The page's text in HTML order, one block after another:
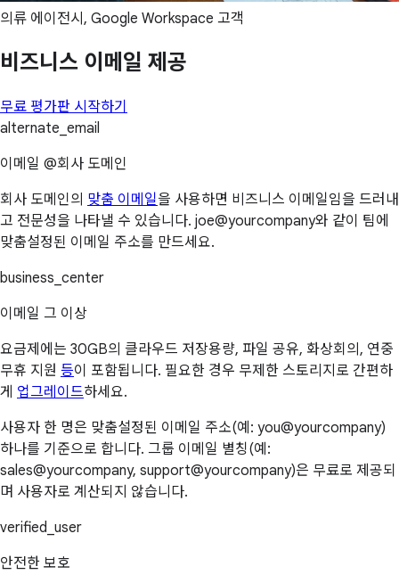
의류 에이전시, Google Workspace 고객
비즈니스 이메일 제공
무료 평가판 시작하기
alternate_email
이메일 @회사 도메인
회사 도메인의 맞춤 이메일을 사용하면 비즈니스 이메일임을 드러내
고 전문성을 나타낼 수 있습니다. joe@yourcompany와 같이 팀에
맞춤설정된 이메일 주소를 만드세요.
business_center
이메일 그 이상
요금제에는 30GB의 클라우드 저장용량, 파일 공유, 화상회의, 연중
무휴 지원 등이 포함됩니다. 필요한 경우 무제한 스토리지로 간편하
게 업그레이드하세요.
사용자 한 명은 맞춤설정된 이메일 주소(예: you@yourcompany)
하나를 기준으로 합니다. 그룹 이메일 별칭(예:
sales@yourcompany, support@yourcompany)은 무료로 제공되
며 사용자로 계산되지 않습니다.
verified_user
안전한 보호